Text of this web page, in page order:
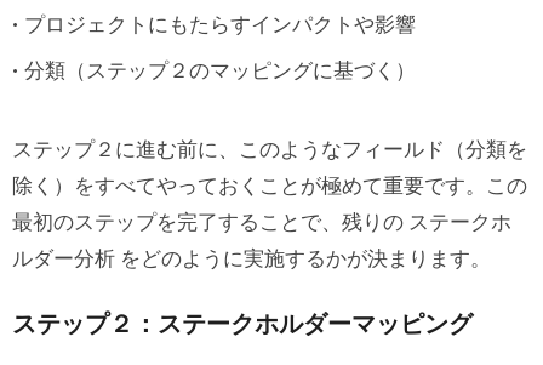
プロジェクトにもたらすインパクトや影響
分類（ステップ２のマッピングに基づく）
ステップ２に進む前に、このようなフィールド（分類を
除く）をすべてやっておくことが極めて重要です。この
最初のステップを完了することで、残りの ステークホ
ルダー分析 をどのように実施するかが決まります。
ステップ２：ステークホルダーマッピング